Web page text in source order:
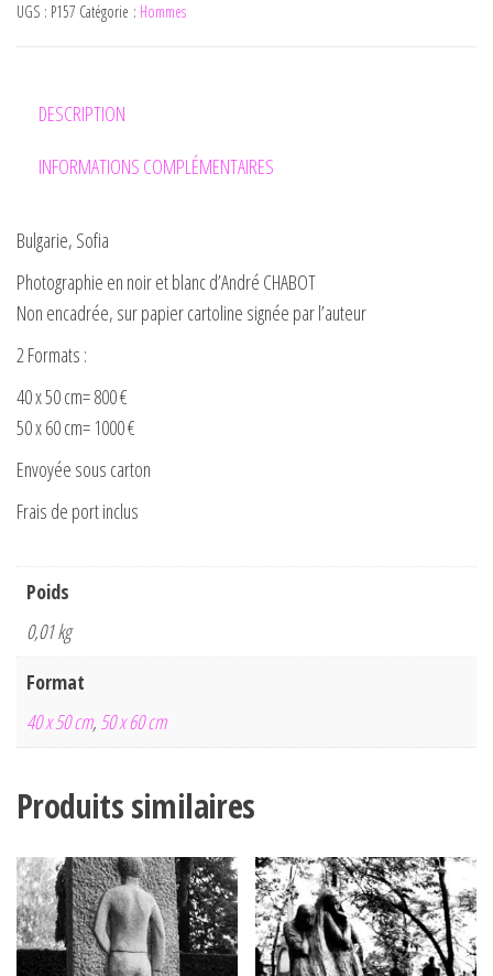
UGS : P157 Catégorie : Hommes
DESCRIPTION
INFORMATIONS COMPLÉMENTAIRES
Bulgarie, Sofia
Photographie en noir et blanc d’André CHABOT
Non encadrée, sur papier cartoline signée par l’auteur
2 Formats :
40 x 50 cm= 800 €
50 x 60 cm= 1000 €
Envoyée sous carton
Frais de port inclus
Poids
0,01 kg
Format
40 x 50 cm, 50 x 60 cm
Produits similaires